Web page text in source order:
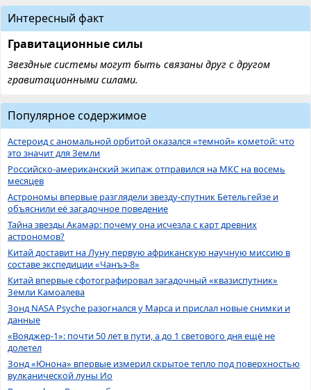
Интересный факт
Гравитационные силы
Звездные системы могут быть связаны друг с другом
гравитационными силами.
Популярное содержимое
Астероид с аномальной орбитой оказался «темной» кометой: что
это значит для Земли
Российско-американский экипаж отправился на МКС на восемь
месяцев
Астрономы впервые разглядели звезду-спутник Бетельгейзе и
объяснили её загадочное поведение
Тайна звезды Акамар: почему она исчезла с карт древних
астрономов?
Китай доставит на Луну первую африканскую научную миссию в
составе экспедиции «Чанъэ-8»
Китай впервые сфотографировал загадочный «квазиспутник»
Земли Камоалева
Зонд NASA Psyche разогнался у Марса и прислал новые снимки и
данные
«Вояджер-1»: почти 50 лет в пути, а до 1 светового дня ещё не
долетел
Зонд «Юнона» впервые измерил скрытое тепло под поверхностью
вулканической луны Ио